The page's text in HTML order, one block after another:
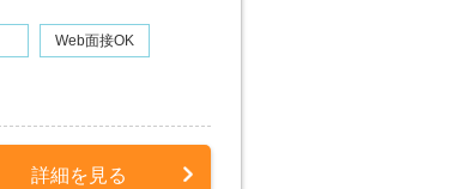
Web面接OK
詳細を見る